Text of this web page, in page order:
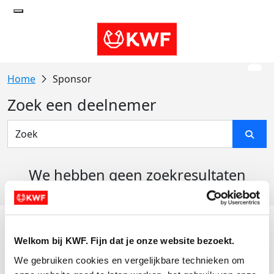
Welkom bij KWF. Fijn dat je onze website bezoekt.
We gebruiken cookies en vergelijkbare technieken om
Sponsor
Zoek een deelnemer
We hebben geen zoekresultaten
Actiematerialen
Evenementen